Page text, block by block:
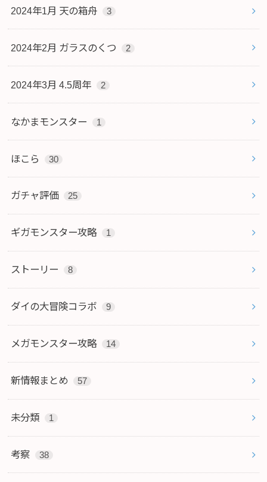
2024年1月 天の箱舟 3
2024年2月 ガラスのくつ 2
2024年3月 4.5周年 2
なかまモンスター 1
ほこら 30
ガチャ評価 25
ギガモンスター攻略 1
ストーリー 8
ダイの大冒険コラボ 9
メガモンスター攻略 14
新情報まとめ 57
未分類 1
考察 38